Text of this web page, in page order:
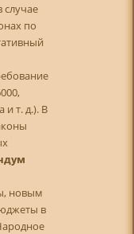
случае
по
и т. д.). В
новым
в